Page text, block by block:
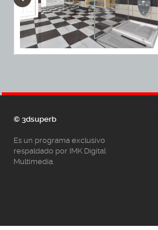
© 3dsuperb
Es un programa exclusivo
respaldado por IMK Digital
Multimedia.